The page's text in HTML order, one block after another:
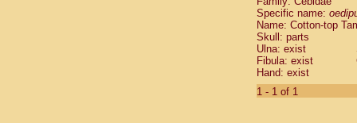
Cebidae
Cebidae
Cebidae
Cebidae
Cebidae
Cebidae
Cebidae
Specific name:
Name: Cotton-top
Skull: parts
Ulna: exist
Fibula: exist
Hand: exist
1 - 1 of 1